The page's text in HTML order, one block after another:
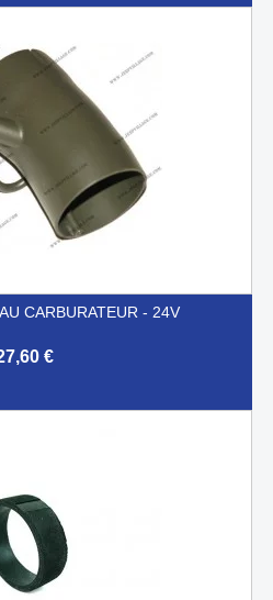
CARBURATEUR - 24V
€